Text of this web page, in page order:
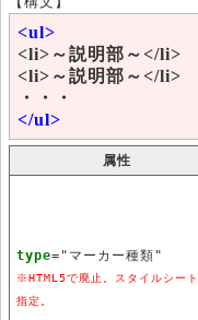
<ul>
<li>～説明部～</li>
<li>～説明部～</li>
・・・
</ul>
属性
type="マーカー種類"
※HTML5で廃止。スタイルシー
指定。